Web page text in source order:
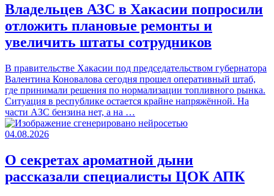
Владельцев АЗС в Хакасии попросили
отложить плановые ремонты и
увеличить штаты сотрудников
В правительстве Хакасии под председательством губернатора
Валентина Коновалова сегодня прошел оперативный штаб,
где принимали решения по нормализации топливного рынка.
Ситуация в республике остается крайне напряжённой. На
части АЗС бензина нет, а на …
04.08.2026
О секретах ароматной дыни
рассказали специалисты ЦОК АПК